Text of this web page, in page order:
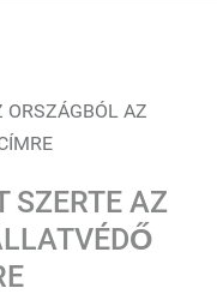
ORSZÁGBÓL AZ
SZERTE AZ